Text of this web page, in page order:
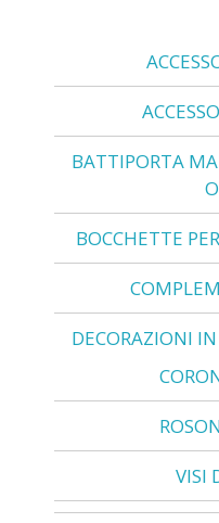
BATTIPORTA
BOCCHETTE
DECORAZIONI
VISI